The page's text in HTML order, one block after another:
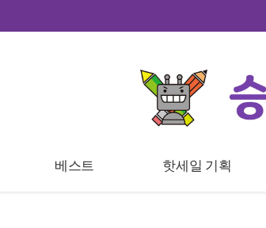
베스트 핫세일 기획